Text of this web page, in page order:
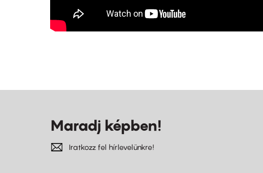
Maradj képben!
Iratkozz fel hírlevelünkre!